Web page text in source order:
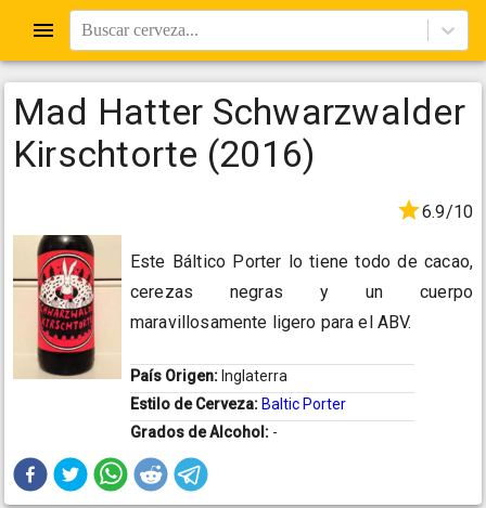
Buscar cerveza...
Mad Hatter Schwarzwalder
Kirschtorte (2016)
6.9/10
Este Báltico Porter lo tiene todo de cacao,
cerezas negras y un cuerpo
maravillosamente ligero para el ABV.
País Origen: Inglaterra
Estilo de Cerveza: Baltic Porter
Grados de Alcohol: -